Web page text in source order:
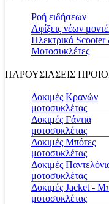
Ροή ειδήσεων
Αφίξεις νέων
Ηλεκτρικά Scooter
Μοτοσυκλέτες
ΠΑΡΟΥΣΙΑΣΕΙΣ
Δοκιμές Κρανών
μοτοσυκλέτας
Δοκιμές Γάντια
μοτοσυκλέτας
Δοκιμές Μπότες
μοτοσυκλέτας
Δοκιμές
μοτοσυκλέτας
Δοκιμές Jacket -
μοτοσυκλέτας